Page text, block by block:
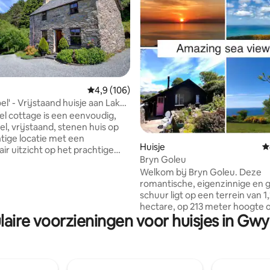
van 5 op 5, 489 recensies
Gemiddelde beoordeling van 4,9 op 5, 106
4,9 (106)
- Vrijstaand huisje aan Lake
cottage is een eenvoudig,
stenen huis op
locatie met een
uitzicht op het prachtige
rustige,
Ideaal dicht bij
Huisje
Bryn Goleu
Welkom bij Bryn Goleu. Deze
romantische, eigenzinnige en
schuur ligt op een terrein van
hectare, op 213 meter hoogte
Bwlch Mawr met een prachtig
zee en de bergen. Je hebt
voorzieningen voor huisjes in